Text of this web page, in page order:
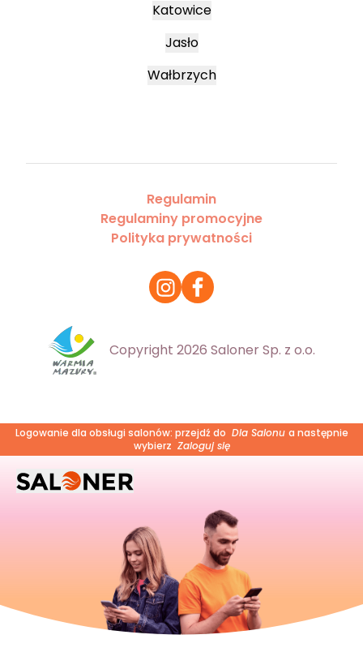
Katowice
Jasło
Wałbrzych
Regulamin
Regulaminy promocyjne
Polityka prywatności
Copyright 2026 Saloner Sp. z o.o.
Logowanie dla obsługi salonów: przejdź do Dla Salonu a następnie
wybierz Zaloguj się